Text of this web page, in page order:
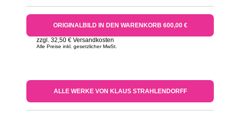
ORIGINALBILD IN DEN WARENKORB 600,00 €
zzgl. 32,50 € Versandkosten
Alle Preise inkl. gesetzlicher MwSt.
ALLE WERKE VON KLAUS STRAHLENDORFF